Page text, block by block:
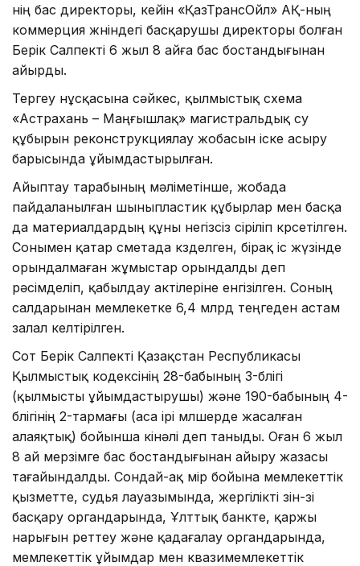
нің бас директоры, кейін «ҚазТрансОйл» АҚ-ның
коммерция жөніндегі басқарушы директоры болған
Берік Салпекті 6 жыл 8 айға бас бостандығынан
айырды.
Тергеу нұсқасына сәйкес, қылмыстық схема
«Астрахань – Маңғышлақ» магистральдық су
құбырын реконструкциялау жобасын іске асыру
барысында ұйымдастырылған.
Айыптау тарабының мәліметінше, жобада
пайдаланылған шыныпластик құбырлар мен басқа
да материалдардың құны негізсіз өсіріліп көрсетілген.
Сонымен қатар сметада көзделген, бірақ іс жүзінде
орындалмаған жұмыстар орындалды деп
рәсімделіп, қабылдау актілеріне енгізілген. Соның
салдарынан мемлекетке 6,4 млрд теңгеден астам
залал келтірілген.
Сот Берік Салпекті Қазақстан Республикасы
Қылмыстық кодексінің 28-бабының 3-бөлігі
(қылмысты ұйымдастырушы) және 190-бабының 4-
бөлігінің 2-тармағы (аса ірі мөлшерде жасалған
алаяқтық) бойынша кінәлі деп таныды. Оған 6 жыл
8 ай мерзімге бас бостандығынан айыру жазасы
тағайындалды. Сондай-ақ өмір бойына мемлекеттік
қызметте, судья лауазымында, жергілікті өзін-өзі
басқару органдарында, Ұлттық банкте, қаржы
нарығын реттеу және қадағалау органдарында,
мемлекеттік ұйымдар мен квазимемлекеттік